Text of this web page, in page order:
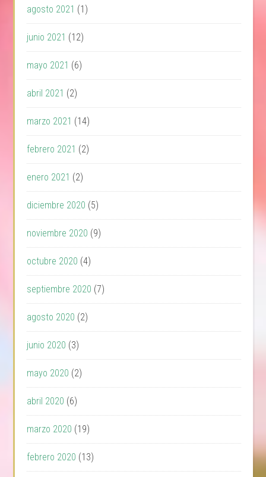
agosto 2021 (1)
junio 2021 (12)
mayo 2021 (6)
abril 2021 (2)
marzo 2021 (14)
febrero 2021 (2)
enero 2021 (2)
diciembre 2020 (5)
noviembre 2020 (9)
octubre 2020 (4)
septiembre 2020 (7)
agosto 2020 (2)
junio 2020 (3)
mayo 2020 (2)
abril 2020 (6)
marzo 2020 (19)
febrero 2020 (13)